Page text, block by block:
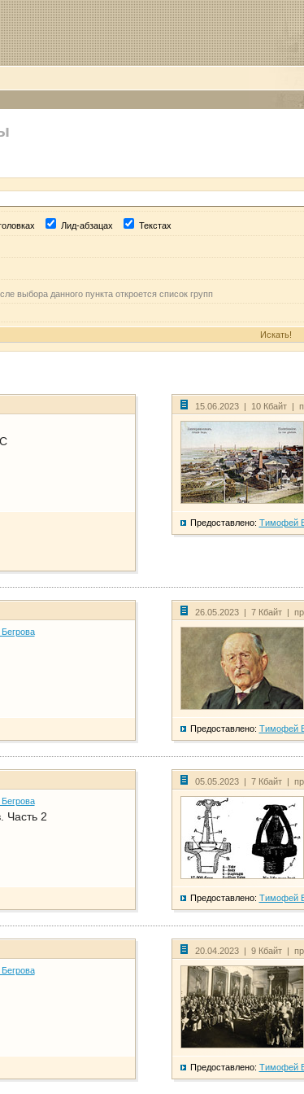
Лид-абзацах Текстах
выбора данного пункта откроется список групп
15.06.2023 | 10 Кбайт |
Предоставлено: Тимофей
26.05.2023 | 7 Кбайт |
Предоставлено: Тимофей
Часть 2
05.05.2023 | 7 Кбайт |
Предоставлено: Тимофей
20.04.2023 | 9 Кбайт |
Предоставлено: Тимофей